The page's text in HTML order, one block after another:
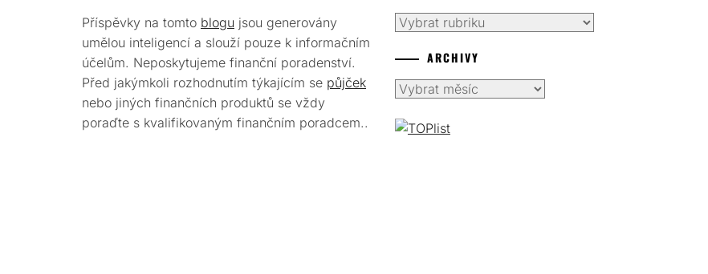
Příspěvky na tomto blogu jsou generovány
umělou inteligencí a slouží pouze k informačním
účelům. Neposkytujeme finanční poradenství.
Před jakýmkoli rozhodnutím týkajícím se půjček
nebo jiných finančních produktů se vždy
poraďte s kvalifikovaným finančním poradcem..
Rubriky
ARCHIVY
Archivy